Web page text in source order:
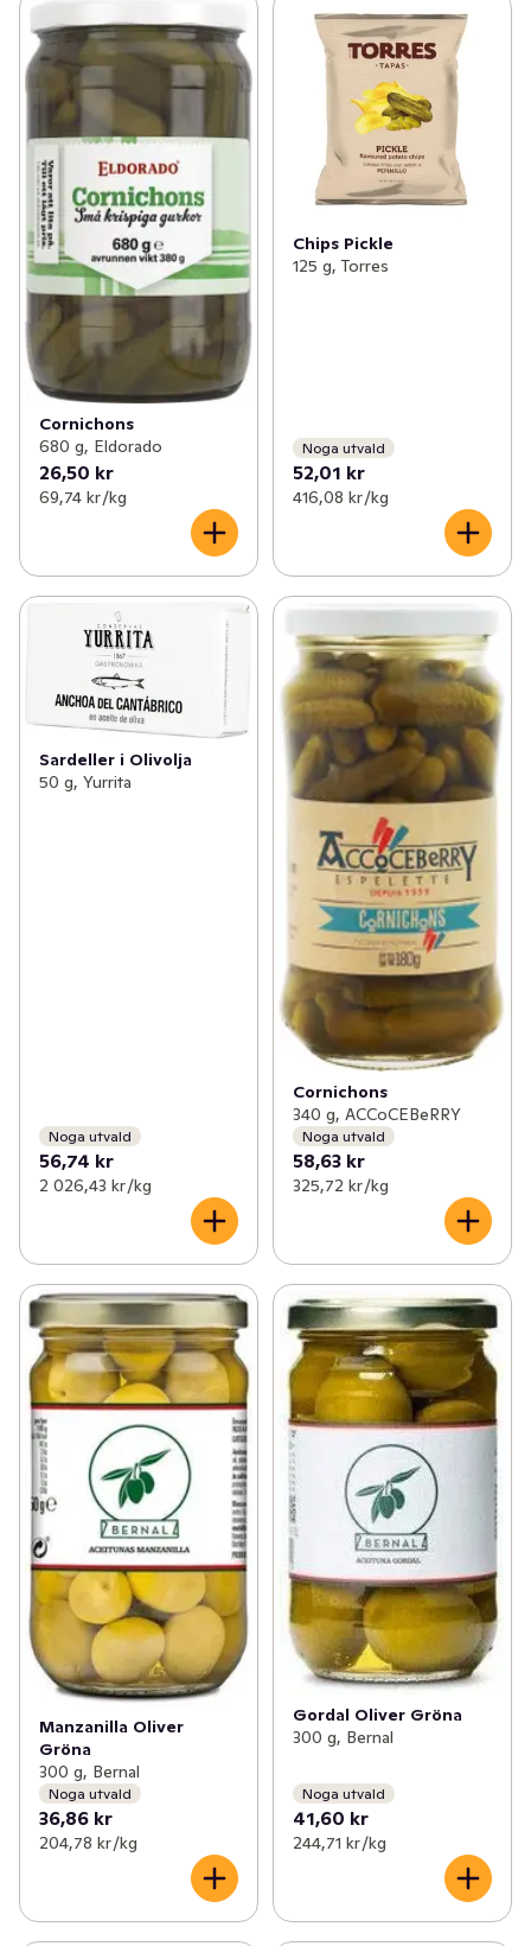
Cornichons
680 g, Eldorado
26,50 kr
69,74 kr /kg
Chips Pickle
125 g, Torres
Noga utvald
52,01 kr
416,08 kr /kg
Sardeller i Olivolja
50 g, Yurrita
Noga utvald
56,74 kr
2 026,43 kr /kg
Cornichons
340 g, ACCoCEBeRRY
Noga utvald
58,63 kr
325,72 kr /kg
Manzanilla Oliver
Gröna
300 g, Bernal
Noga utvald
36,86 kr
204,78 kr /kg
Gordal Oliver Gröna
300 g, Bernal
Noga utvald
41,60 kr
244,71 kr /kg